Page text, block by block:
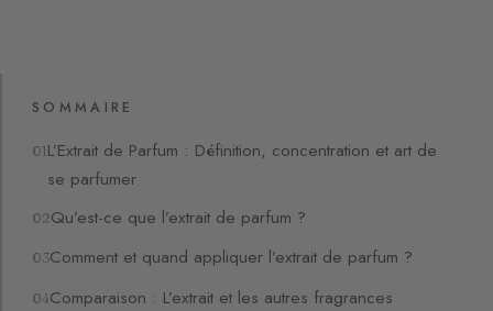
SOMMAIRE
L’Extrait de Parfum : Définition, concentration et art de
se parfumer
Qu’est-ce que l’extrait de parfum ?
Comment et quand appliquer l’extrait de parfum ?
Comparaison : L’extrait et les autres fragrances